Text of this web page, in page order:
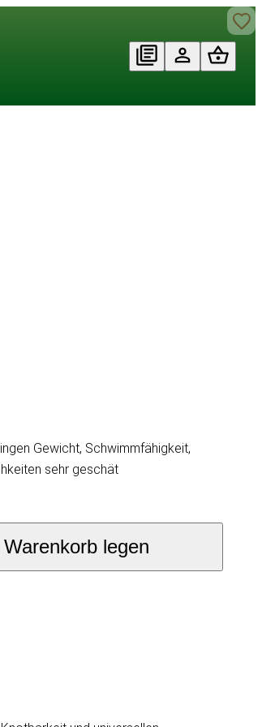
Gewicht, Schwimmfähigkeit,
sehr geschät
Warenkorb legen